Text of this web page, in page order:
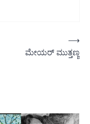
ಮೇಯರ್ ಮುತ್ತಣ್ಣ
⟶